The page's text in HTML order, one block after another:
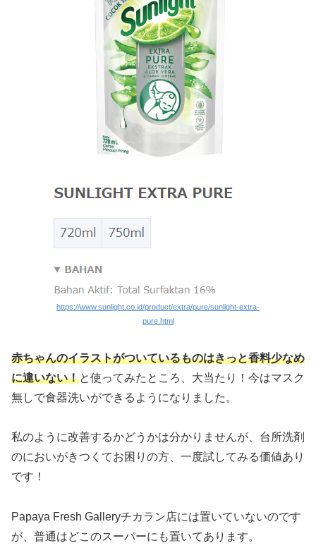
https://www.sunlight.co.id/product/extra/pure/sunlight-extra-
pure.html
赤ちゃんのイラストがついているものはきっと香料少なめ
に違いない！と使ってみたところ、大当たり！今はマスク
無しで食器洗いができるようになりました。
私のように改善するかどうかは分かりませんが、台所洗剤
のにおいがきつくてお困りの方、一度試してみる価値あり
です！
Papaya Fresh Galleryチカラン店には置いていないのです
が、普通はどこのスーパーにも置いてあります。